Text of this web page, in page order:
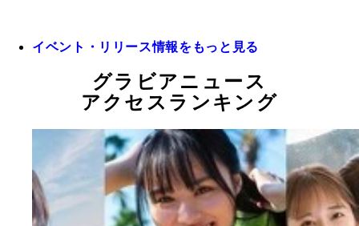
イベント・リリース情報をもっと見る
グラビアニュース
アクセスランキング